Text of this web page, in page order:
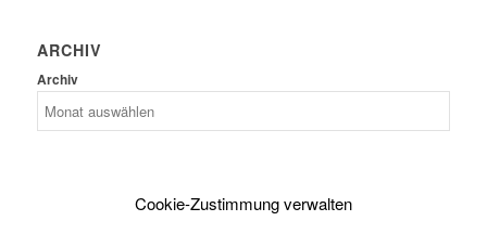
Cookie-Zustimmung verwalten
ARCHIV
Archiv